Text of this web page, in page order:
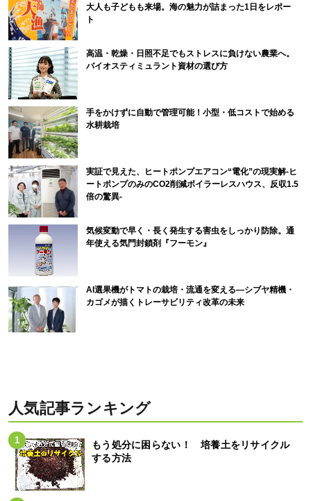
大人も子どもも来場。海の魅力が詰まった1日をレポー
ト
高温・乾燥・日照不足でもストレスに負けない農業へ。
バイオスティミュラント資材の選び方
手をかけずに自動で管理可能！小型・低コストで始める
水耕栽培
実証で見えた、ヒートポンプエアコン“電化”の現実解-ヒ
ートポンプのみのCO2削減ボイラーレスハウス、反収1.5
倍の驚異-
気候変動で早く・長く発生する害虫をしっかり防除。通
年使える気門封鎖剤『フーモン』
AI選果機がトマトの栽培・流通を変える―シブヤ精機・
カゴメが描くトレーサビリティ改革の未来
人気記事ランキング
もう処分に困らない！ 培養土をリサイクル
する方法